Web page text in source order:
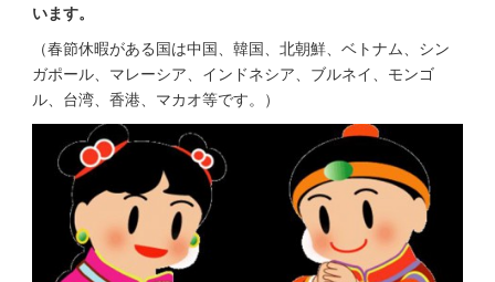
います。
（春節休暇がある国は中国、韓国、北朝鮮、ベトナム、シン
ガポール、マレーシア、インドネシア、ブルネイ、モンゴ
ル、台湾、香港、マカオ等です。）